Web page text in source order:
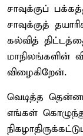
சாவுக்குப்
சாவுக்குத்
கல்வித்
மாநிலங்களின்
விழைகிறேன்.
வெடித்த
எங்கள்